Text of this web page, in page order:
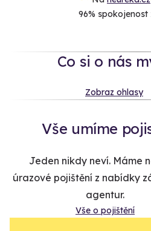
96% spokojenost
Co si o nás
Zobraz ohlasy
Vše umíme
Jeden nikdy neví. Máme
úrazové pojištění z nabídky
agentur.
Vše o pojištění